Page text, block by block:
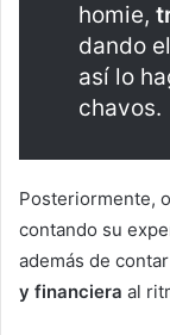
homie,
dando
así lo
chavos.
Posteriormente,
contando su
además de contar
y financiera al